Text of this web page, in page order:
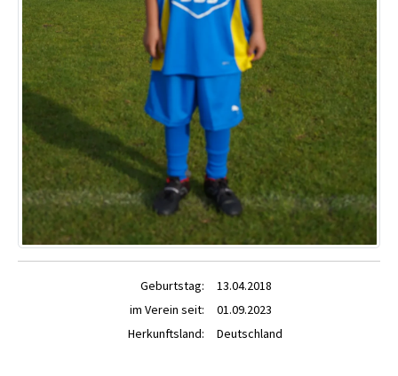
Geburtstag:
13.04.2018
im Verein seit:
01.09.2023
Herkunftsland:
Deutschland